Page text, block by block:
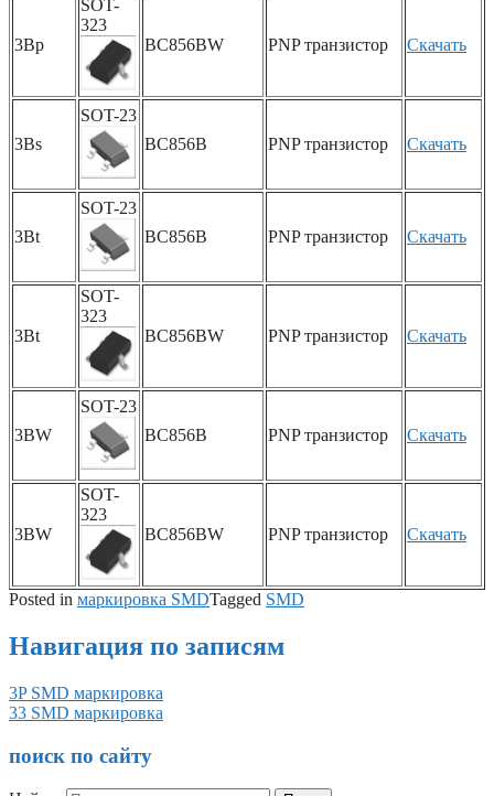
3Bp
SOT-
323
BC856BW
PNP транзистор Скачать
3Bs
SOT-23
BC856B
PNP транзистор Скачать
3Bt
SOT-23
BC856B
PNP транзистор Скачать
3Bt
SOT-
323
BC856BW
PNP транзистор Скачать
3BW
SOT-23
BC856B
PNP транзистор Скачать
3BW
SOT-
323
BC856BW
PNP транзистор Скачать
Posted in маркировка SMDTagged SMD
Навигация по записям
3P SMD маркировка
33 SMD маркировка
поиск по сайту